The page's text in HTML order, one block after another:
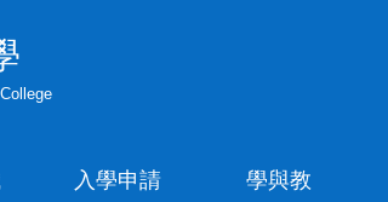
入學申請 學與教